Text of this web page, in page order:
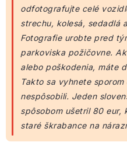
odfotografujte celé
strechu, kolesá, sedadlá
Fotografie urobte pred
parkoviska požičovne.
alebo poškodenia, máte
Takto sa vyhnete
nespôsobili. Jeden
spôsobom ušetril 80
staré škrabance na